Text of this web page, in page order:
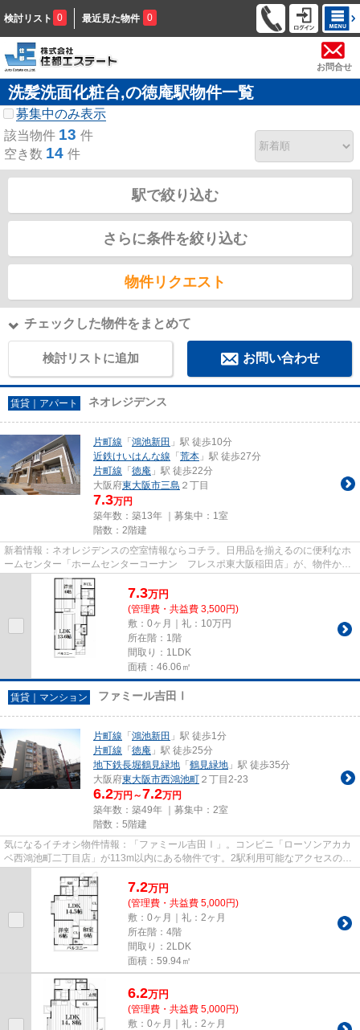
検討リスト 0 最近見た物件 0
お問合せ
洗髪洗面化粧台,の徳庵駅物件一覧
募集中のみ表示
該当物件 13 件
空き数 14 件
駅で絞り込む
さらに条件を絞り込む
物件リクエスト
チェックした物件をまとめて
検討リストに追加 お問い合わせ
賃貸｜アパート ネオレジデンス
片町線 「 鴻池新田 」駅 徒歩10分
近鉄けいはんな線 「 荒本 」駅 徒歩27分
片町線 「 徳庵 」駅 徒歩22分
大阪府東大阪市三島 ２丁目
7.3万円
築年数：築13年 ｜募集中： 1室
階数：2階建
新着情報：ネオレジデンスの空室情報ならコチラ。日用品を揃えるのに便利なホ
ームセンター「ホームセンターコーナン フレスポ東大阪稲田店」が、物件から
209mのところにあります。こ...
7.3万円
(管理費・共益費 3,500円)
敷：0ヶ月｜礼：10万円
所在階：1階
間取り：1LDK
面積：46.06㎡
賃貸｜マンション ファミール吉田Ⅰ
片町線 「 鴻池新田 」駅 徒歩1分
片町線 「 徳庵 」駅 徒歩25分
地下鉄長堀鶴見緑地 「 鶴見緑地 」駅 徒歩35分
大阪府東大阪市西鴻池町 ２丁目2-23
6.2万円～7.2万円
築年数：築49年 ｜募集中： 2室
階数：5階建
気になるイチオシ物件情報：「ファミール吉田Ⅰ」。コンビニ「ローソンアカカ
ベ西鴻池町二丁目店」が113m以内にある物件です。2駅利用可能なアクセスの良
いマンションです。こちらの物...
7.2万円
(管理費・共益費 5,000円)
敷：0ヶ月｜礼：2ヶ月
所在階：4階
間取り：2LDK
面積：59.94㎡
6.2万円
(管理費・共益費 5,000円)
敷：0ヶ月｜礼：2ヶ月